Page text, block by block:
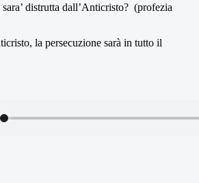
distrutta dall’Anticristo? (profezia
la persecuzione sarà in tutto il